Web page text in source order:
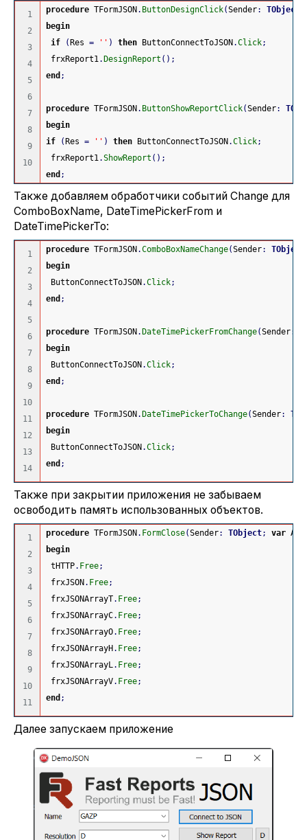
1
2
3
4
5
6
7
8
9
procedure TFormJSON. ButtonDesignClick(Sender: TObject
begin
if
(Res = '' ) then ButtonConnectToJSON.Click;
frxReport1 .DesignReport ( ) ;
end ;
procedure TFormJSON. ButtonShowReportClick(Sender:
begin
if
(Res = '' ) then ButtonConnectToJSON.Click;
frxReport1 .ShowReport ( ) ;
end ;
Также добавляем обработчики событий Change для
ComboBoxName, DateTimePickerFrom и
DateTimePickerTo:
1
2
3
4
5
6
7
8
9
10
11
12
13
procedure TFormJSON .ComboBoxNameChange(Sender: TObject
begin
ButtonConnectToJSON .Click;
end ;
procedure TFormJSON . DateTimePickerFromChange(Sender:
begin
ButtonConnectToJSON .Click;
end ;
procedure TFormJSON . DateTimePickerToChange(Sender:
begin
ButtonConnectToJSON .Click;
end ;
Также при закрытии приложения не забываем
освободить память использованных объектов.
1
2
3
4
5
6
7
8
9
10
procedure TFormJSON . FormClose(Sender: TObject; var
begin
tHTTP. Free;
frxJSON . Free;
frxJSONArrayT. Free;
frxJSONArrayC. Free;
frxJSONArrayO. Free;
frxJSONArrayH . Free;
frxJSONArrayL. Free;
frxJSONArrayV. Free;
end ;
Далее запускаем приложение